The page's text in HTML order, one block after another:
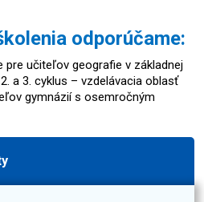
odporúčame:
pre učiteľov geografie v základnej
a 3. cyklus – vzdelávacia oblasť
gymnázií s osemročným